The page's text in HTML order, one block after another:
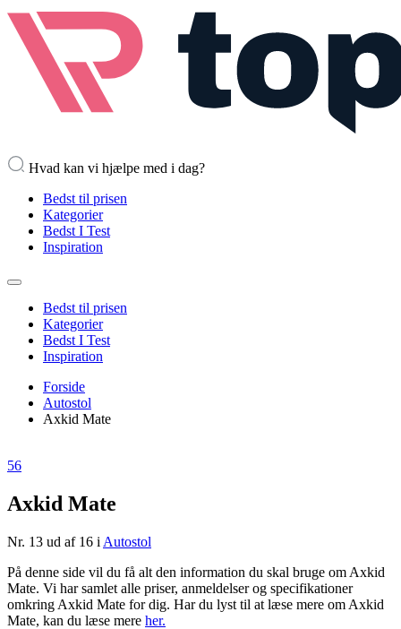
Hvad kan vi hjælpe med i dag?
Bedst til prisen
Kategorier
Bedst I Test
Inspiration
Bedst til prisen
Kategorier
Bedst I Test
Inspiration
Forside
Autostol
Axkid Mate
56
Axkid Mate
Nr. 13 ud af 16 i Autostol
På denne side vil du få alt den information du skal bruge om Axkid
Mate. Vi har samlet alle priser, anmeldelser og specifikationer
omkring Axkid Mate for dig. Har du lyst til at læse mere om Axkid
Mate, kan du læse mere her.